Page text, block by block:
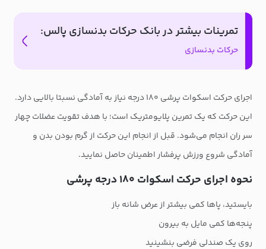
تمرینات بیشتر در بانک حرکات بدنسازی پالس:
حرکات بدنسازی
اجرای حرکت اسکوات پرشی ۱۸۰ درجه نیاز به آمادگی نسبتا بالایی دارد.
این حرکت که یک تمرین پلایومتریک است؛ با هدف تقویت عضلات چهار
سر ران انجام می‌شود. قبل از انجام این حرکت از گرم بودن بدن و
آمادگی شروع ورزش پرفشار اطمینان حاصل نمایید.
نحوه اجرای حرکت اسکوات ۱۸۰ درجه پرشی
بایستید، پاها کمی بیشتر از عرض شانه باز
پنجه‌ها کمی مایل به بیرون
روی یک صندلی فرضی بنشینید